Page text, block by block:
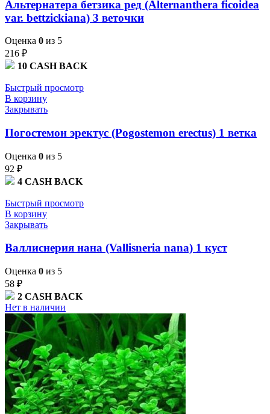
Альтернатера бетзика ред (Alternanthera ficoidea
var. bettzickiana) 3 веточки
Оценка 0 из 5
216 ₽
10 CASH BACK
Быстрый просмотр
В корзину
Закрывать
Погостемон эректус (Pogostemon erectus) 1 ветка
Оценка 0 из 5
92 ₽
4 CASH BACK
Быстрый просмотр
В корзину
Закрывать
Валлиснерия нана (Vallisneria nana) 1 куст
Оценка 0 из 5
58 ₽
2 CASH BACK
Нет в наличии